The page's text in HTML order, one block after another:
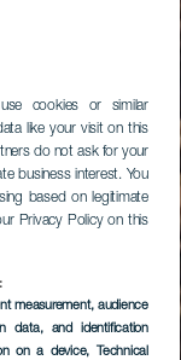
cookies or similar
like your visit on this
do not ask for your
business interest. You
based on legitimate
Privacy Policy on this
measurement, audience
data, and identification
on a device, Technical